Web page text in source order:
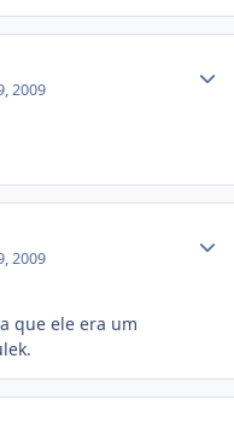
2009
2009
que ele era um